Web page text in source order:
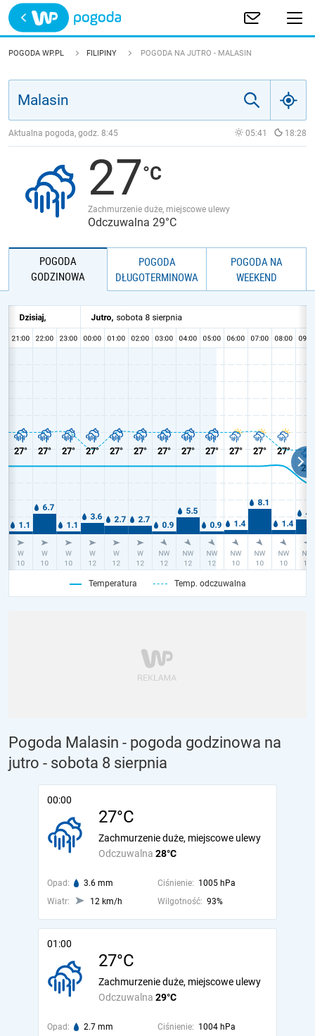
Trwa ładowanie
POLSKA
JAKOŚĆ POWIETRZA
POGODA WP.PL FILIPINY POGODA NA JUTRO - MALASIN
Aktualna pogoda, godz. 8:45 05:41 18:28
27
Zachmurzenie duże, miejscowe ulewy
Odczuwalna 29°C
POGODA
GODZINOWA
POGODA
DŁUGOTERMINOWA
POGODA NA
WEEKEND
Temperatura Temp. odczuwalna
Pogoda Malasin - pogoda godzinowa na
jutro - sobota 8 sierpnia
00:00
27°C
Odczuwalna 28°C
Zachmurzenie duże, miejscowe ulewy
Opad: 3.6 mm Ciśnienie: 1005 hPa
Wiatr:
12 km/h Wilgotność: 93%
01:00
27°C
Odczuwalna 29°C
Zachmurzenie duże, miejscowe ulewy
Opad: 2.7 mm Ciśnienie: 1004 hPa